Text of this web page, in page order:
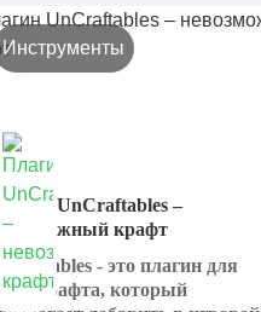
Инструменты
UnCraftables –
крафт
- это плагин для
который